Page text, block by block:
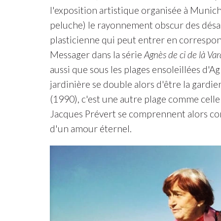
l'exposition artistique organisée à
peluche) le rayonnement obscur des
plasticienne qui peut entrer en
Messager dans la série Agnès de ci de là
aussi que sous les plages ensoleillées
jardinière se double alors d'être la
(1990), c'est une autre plage comme
Jacques Prévert se comprennent alors
d'un amour éternel.